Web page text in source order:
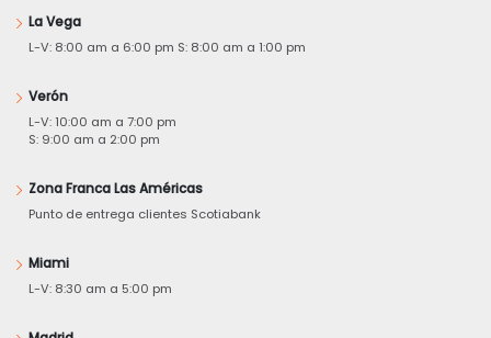
La Vega
L-V: 8:00 am a 6:00 pm S: 8:00 am a 1:00 pm
Verón
L-V: 10:00 am a 7:00 pm
S: 9:00 am a 2:00 pm
Zona Franca Las Américas
Punto de entrega clientes Scotiabank
Miami
L-V: 8:30 am a 5:00 pm